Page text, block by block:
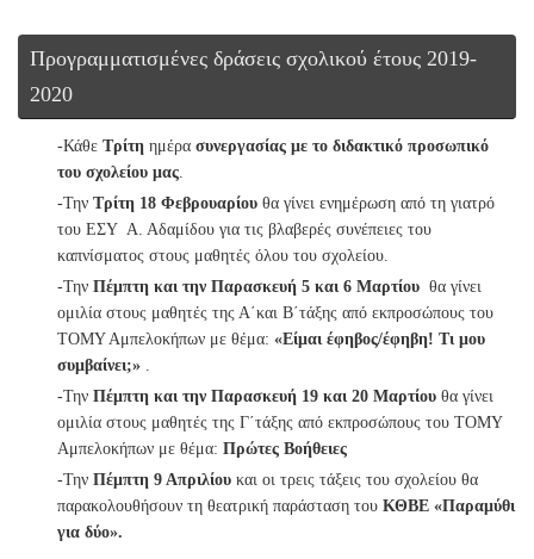
Προγραμματισμένες δράσεις σχολικού έτους 2019-
2020
-Κάθε Τρίτη ημέρα συνεργασίας με το διδακτικό προσωπικό
του σχολείου μας
-Την Τρίτη 18 Φεβρουαρίου θα γίνει ενημέρωση από τη γιατρό
του ΕΣΥ Α. Αδαμίδου για τις βλαβερές συνέπειες του
καπνίσματος στους μαθητές όλου του σχολείου.
-Την Πέμπτη και την Παρασκευή 5 και 6 Μαρτίου θα γίνει
ομιλία στους μαθητές της Α΄και Β΄τάξης από εκπροσώπους του
ΤΟΜΥ Αμπελοκήπων με θέμα: «Είμαι έφηβος/έφηβη! Τι μου
συμβαίνει;»
-Την Πέμπτη και την Παρασκευή 19 και 20 Μαρτίου θα γίνει
ομιλία στους μαθητές της Γ΄τάξης από εκπροσώπους του ΤΟΜΥ
Αμπελοκήπων με θέμα: Πρώτες Βοήθειες
-Την Πέμπτη 9 Απριλίου και οι τρεις τάξεις του σχολείου θα
παρακολουθήσουν τη θεατρική παράσταση του ΚΘΒΕ «Παραμύθι
για δύο».